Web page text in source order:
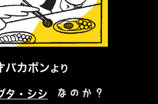
バカボンより
タ・シシ なのか？